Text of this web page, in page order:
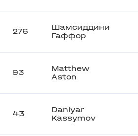
276
Шамсиддини
Гаффор
93
Matthew
Aston
43
Daniyar
Kassymov